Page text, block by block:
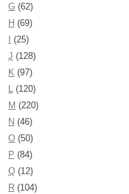
G (62)
H (69)
(25)
J (128)
K (97)
L (120)
M (220)
N (46)
O (50)
P (84)
Q (12)
R (104)